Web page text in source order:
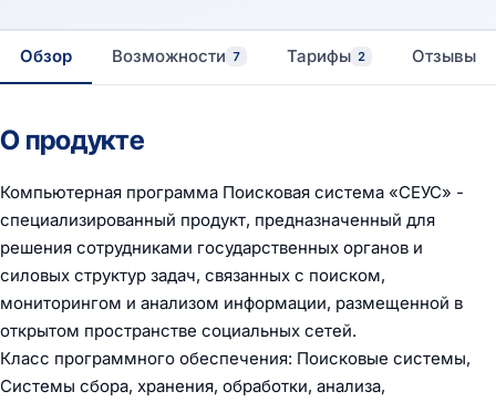
Обзор Возможности 7 Тарифы 2 Отзывы
О продукте
Компьютерная программа Поисковая система «СЕУС» -
специализированный продукт, предназначенный для
решения сотрудниками государственных органов и
силовых структур задач, связанных с поиском,
мониторингом и анализом информации, размещенной в
открытом пространстве социальных сетей.
Класс программного обеспечения: Поисковые системы,
Системы сбора, хранения, обработки, анализа,